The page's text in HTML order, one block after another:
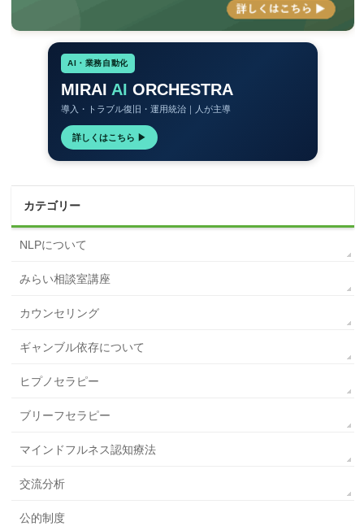
AI・業務自動化
MIRAI AI ORCHESTRA
導入・トラブル復旧・運用統治｜人が主導
詳しくはこちら ▶
カテゴリー
NLPについて
みらい相談室講座
カウンセリング
ギャンブル依存について
ヒプノセラピー
ブリーフセラピー
マインドフルネス認知療法
交流分析
公的制度